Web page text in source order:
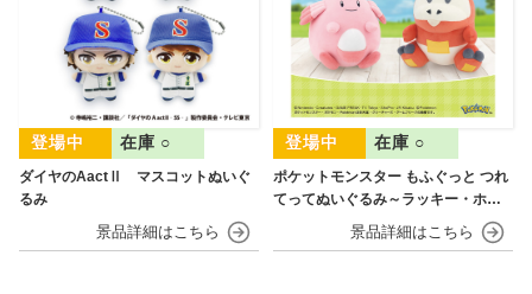
ダイヤのAactⅡ マスコットぬいぐ
るみ
在庫 ○
ポケットモンスター もふぐっと つれ
てってぬいぐるみ～ラッキー・ホゲ
在庫 ○